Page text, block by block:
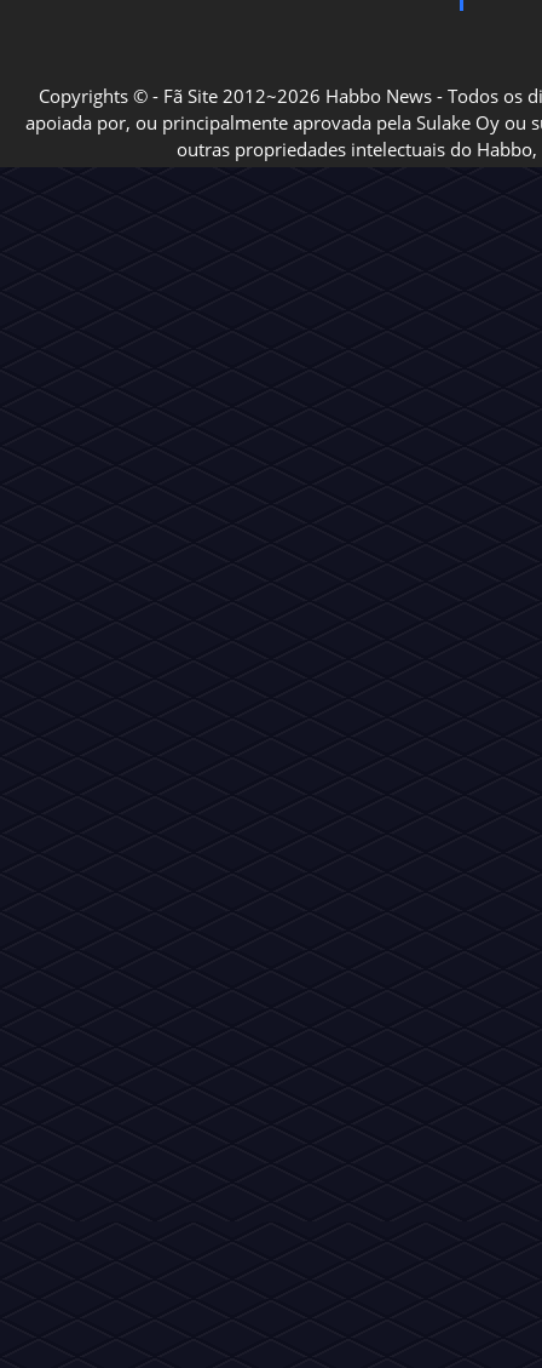
Copyrights © - Fã Site 2012~2026 Habbo News - Todos os
apoiada por, ou principalmente aprovada pela Sulake Oy ou
outras propriedades intelectuais do